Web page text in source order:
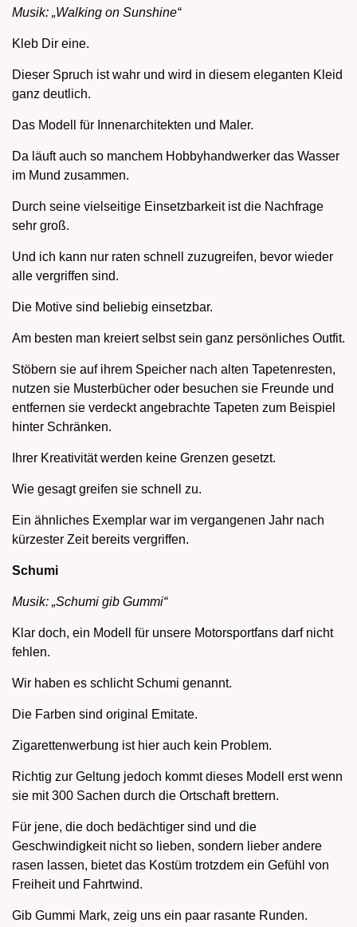
Musik: „Walking on Sunshine“
Kleb Dir eine.
Dieser Spruch ist wahr und wird in diesem eleganten Kleid
ganz deutlich.
Das Modell für Innenarchitekten und Maler.
Da läuft auch so manchem Hobbyhandwerker das Wasser
im Mund zusammen.
Durch seine vielseitige Einsetzbarkeit ist die Nachfrage
sehr groß.
Und ich kann nur raten schnell zuzugreifen, bevor wieder
alle vergriffen sind.
Die Motive sind beliebig einsetzbar.
Am besten man kreiert selbst sein ganz persönliches Outfit.
Stöbern sie auf ihrem Speicher nach alten Tapetenresten,
nutzen sie Musterbücher oder besuchen sie Freunde und
entfernen sie verdeckt angebrachte Tapeten zum Beispiel
hinter Schränken.
Ihrer Kreativität werden keine Grenzen gesetzt.
Wie gesagt greifen sie schnell zu.
Ein ähnliches Exemplar war im vergangenen Jahr nach
kürzester Zeit bereits vergriffen.
Schumi
Musik: „Schumi gib Gummi“
Klar doch, ein Modell für unsere Motorsportfans darf nicht
fehlen.
Wir haben es schlicht Schumi genannt.
Die Farben sind original Emitate.
Zigarettenwerbung ist hier auch kein Problem.
Richtig zur Geltung jedoch kommt dieses Modell erst wenn
sie mit 300 Sachen durch die Ortschaft brettern.
Für jene, die doch bedächtiger sind und die
Geschwindigkeit nicht so lieben, sondern lieber andere
rasen lassen, bietet das Kostüm trotzdem ein Gefühl von
Freiheit und Fahrtwind.
Gib Gummi Mark, zeig uns ein paar rasante Runden.